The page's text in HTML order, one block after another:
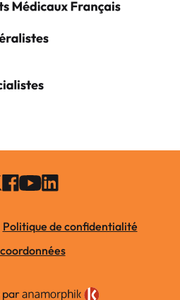
Politique de confidentialité
par